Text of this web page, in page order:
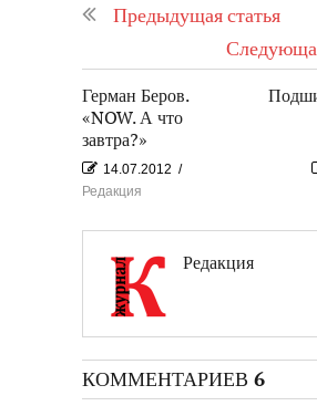
Предыдущая статья
Герман Беров.
«NOW. А что
завтра?»
14.07.2012 /
Редакция
Редакция
КОММЕНТАРИЕВ 6